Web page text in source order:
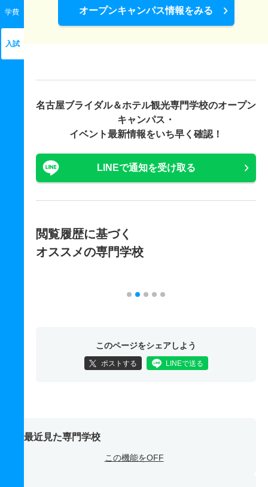
学費
入試
オープンキャンパス情報をみる
名古屋ブライダル＆ホテル観光専門学校のオープン
キャンパス・
イベント最新情報をいち早く確認！
LINEで通知を受け取る
閲覧履歴に基づく
オススメの専門学校
このページをシェアしよう
ポストする LINEで送る
最近見た専門学校
この機能をOFF